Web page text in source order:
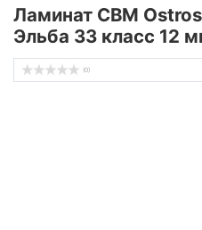
Ламинат CBM
Эльба 33 класс 12
(0)